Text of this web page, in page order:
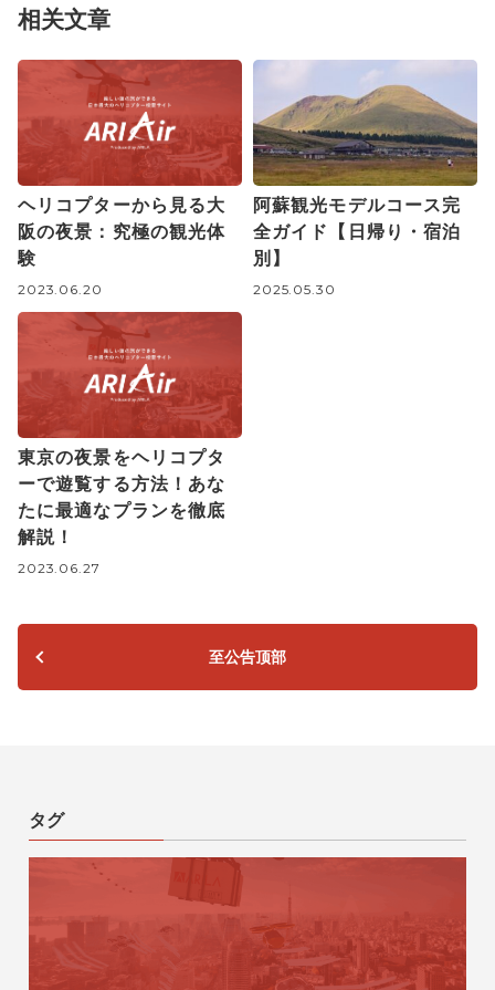
タグ
相关文章
ヘリコプターから見る大
阪の夜景：究極の観光体
験
2023.06.20
阿蘇観光モデルコース完
全ガイド【日帰り・宿泊
別】
2025.05.30
東京の夜景をヘリコプタ
ーで遊覧する方法！あな
たに最適なプランを徹底
解説！
2023.06.27
至公告顶部